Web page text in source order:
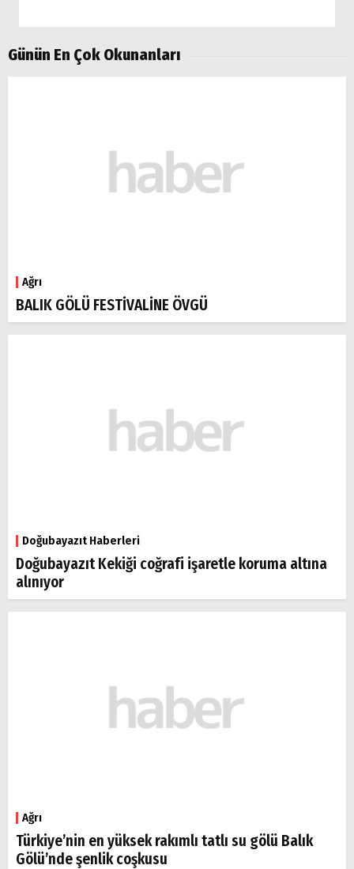
Günün En Çok Okunanları
Ağrı
BALIK GÖLÜ FESTİVALİNE ÖVGÜ
Doğubayazıt Haberleri
Doğubayazıt Kekiği coğrafi işaretle koruma altına
alınıyor
Ağrı
Türkiye’nin en yüksek rakımlı tatlı su gölü Balık
Gölü’nde şenlik coşkusu
Ağrı
Doğubayazıt